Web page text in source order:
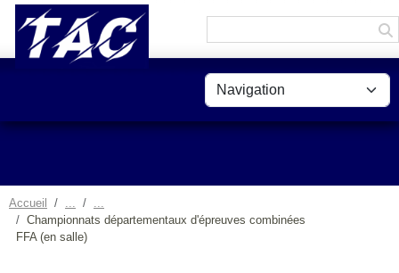
Accueil
Championnats départementaux d'épreuves combinées
FFA (en salle)
Panneau de gestion des cookies